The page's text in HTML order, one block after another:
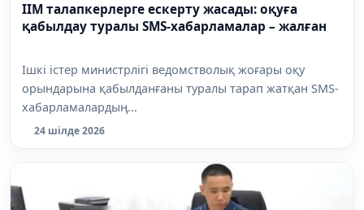
ІІМ талапкерлерге ескерту жасады: оқуға
қабылдау туралы SMS-хабарламалар – жалған
Ішкі істер министрлігі ведомстволық жоғары оқу
орындарына қабылданғаны туралы тарап жатқан SMS-
хабарламалардың...
24 шілде 2026